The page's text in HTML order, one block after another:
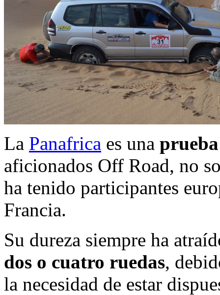
La Panafrica es una
aficionados Off Road, no
ha tenido participantes
Francia.
Su dureza siempre ha
dos o cuatro ruedas,
la necesidad de estar